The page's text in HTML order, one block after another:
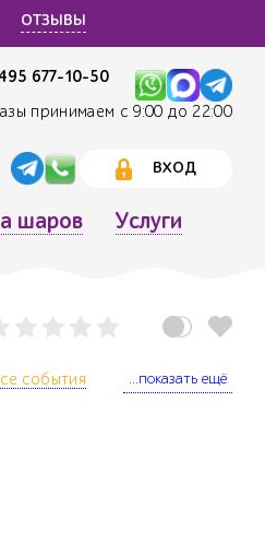
ОТЗЫВЫ
677-10-50
принимаем с 9:00 до 22:00
ВХОД
шаров Услуги
...показать ещё
события